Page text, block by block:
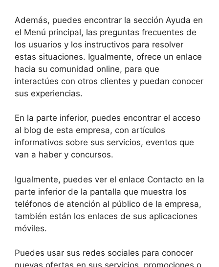
Además, puedes encontrar la sección Ayuda en
el Menú principal, las preguntas frecuentes de
los usuarios y los instructivos para resolver
estas situaciones. Igualmente, ofrece un enlace
hacia su comunidad online, para que
interactúes con otros clientes y puedan conocer
sus experiencias.
En la parte inferior, puedes encontrar el acceso
al blog de esta empresa, con artículos
informativos sobre sus servicios, eventos que
van a haber y concursos.
Igualmente, puedes ver el enlace Contacto en la
parte inferior de la pantalla que muestra los
teléfonos de atención al público de la empresa,
también están los enlaces de sus aplicaciones
móviles.
Puedes usar sus redes sociales para conocer